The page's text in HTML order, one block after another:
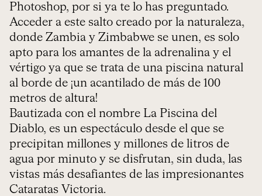
Photoshop, por si ya te lo has preguntado.
Acceder a este salto creado por la naturaleza,
donde Zambia y Zimbabwe se unen, es solo
apto para los amantes de la adrenalina y el
vértigo ya que se trata de una piscina natural
al borde de ¡un acantilado de más de 100
metros de altura!
Bautizada con el nombre La Piscina del
Diablo, es un espectáculo desde el que se
precipitan millones y millones de litros de
agua por minuto y se disfrutan, sin duda, las
vistas más desafiantes de las impresionantes
Cataratas Victoria.